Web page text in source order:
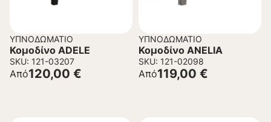
ΥΠΝΟΔΩΜΆΤΙΟ
Κομοδίνο ADELE
SKU: 121-03207
Από120,00 €
ΥΠΝΟΔΩΜΆΤΙΟ
Κομοδίνο ANELIA
SKU: 121-02098
Από119,00 €